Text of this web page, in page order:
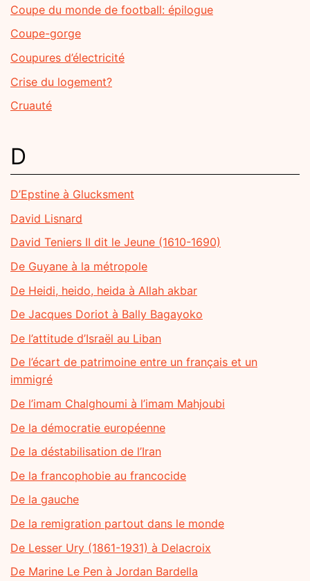
Coupe du monde de football: épilogue
Coupe-gorge
Coupures d’électricité
Crise du logement?
Cruauté
D
D’Epstine à Glucksment
David Lisnard
David Teniers II dit le Jeune (1610-1690)
De Guyane à la métropole
De Heidi, heido, heida à Allah akbar
De Jacques Doriot à Bally Bagayoko
De l’attitude d’Israël au Liban
De l’écart de patrimoine entre un français et un
immigré
De l’imam Chalghoumi à l’imam Mahjoubi
De la démocratie européenne
De la déstabilisation de l’Iran
De la francophobie au francocide
De la gauche
De la remigration partout dans le monde
De Lesser Ury (1861-1931) à Delacroix
De Marine Le Pen à Jordan Bardella